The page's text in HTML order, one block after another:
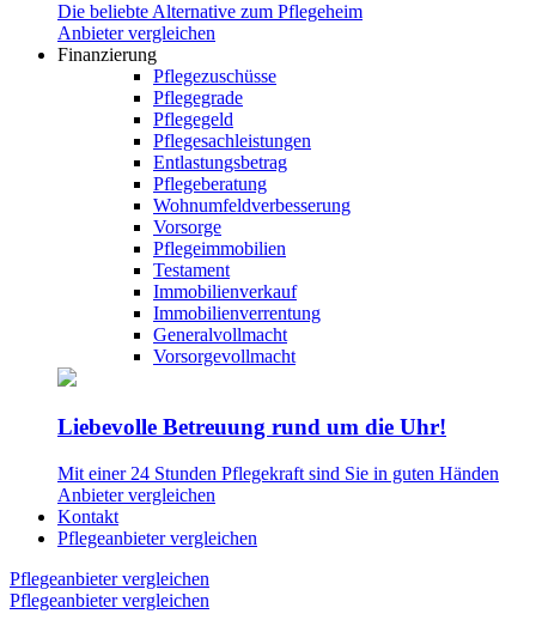
Die beliebte Alternative zum Pflegeheim
Anbieter vergleichen
Finanzierung
Pflegezuschüsse
Pflegegrade
Pflegegeld
Pflegesachleistungen
Entlastungsbetrag
Pflegeberatung
Wohnumfeldverbesserung
Vorsorge
Pflegeimmobilien
Testament
Immobilienverkauf
Immobilienverrentung
Generalvollmacht
Vorsorgevollmacht
Liebevolle Betreuung rund um die Uhr!
Mit einer 24 Stunden Pflegekraft sind Sie in guten Händen
Anbieter vergleichen
Kontakt
Pflegeanbieter vergleichen
Pflegeanbieter vergleichen
Pflegeanbieter vergleichen